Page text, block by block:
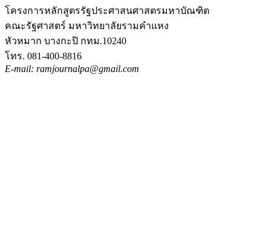
โครงการหลักสูตรรัฐประศาสนศาสตรมหาบัณฑิต
คณะรัฐศาสตร์ มหาวิทยาลัยรามคำแหง
หัวหมาก บางกะปิ กทม.10240
โทร. 081-400-8816
E-mail: ramjournalpa@gmail.com